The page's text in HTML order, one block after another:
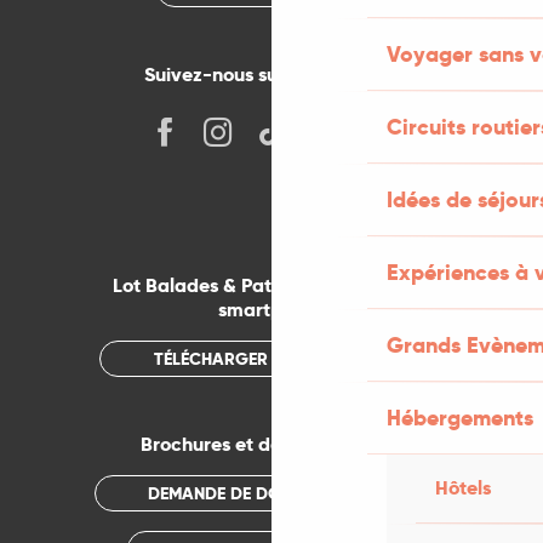
Voyager sans
Circuits
Idées de
Expériences à
Grands
Hébergements
Hôtels
Suivez-nous sur les réseaux !
Lot Balades & Patrimoines sur votre
smartphone
TÉLÉCHARGER L'APPLICATION
Brochures et documentations
DEMANDE DE DOCUMENTATION